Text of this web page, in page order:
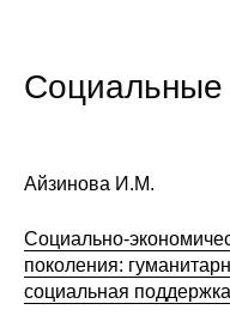
Айзинова И.М.
Социально-
поколения:
социальная